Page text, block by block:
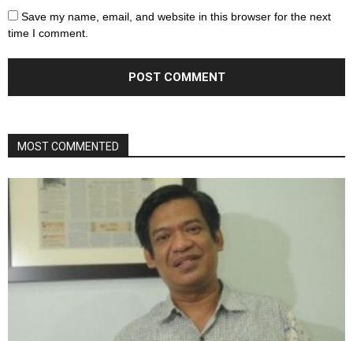
Save my name, email, and website in this browser for the next
time I comment.
MOST COMMENTED